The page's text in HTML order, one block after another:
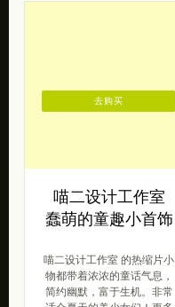
喵二设计工作室
蠢萌的童趣小首饰
喵二设计工作室 的热缩片小
物都带着浓浓的童话气息，
简约幽默，富于生机。非常
去购买